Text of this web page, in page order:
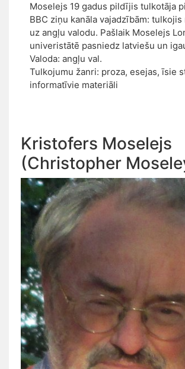
Moselejs 19 gadus pildījis tulkotāja
BBC ziņu kanāla vajadzībām:
uz angļu valodu. Pašlaik Moselejs
univeristātē pasniedz latviešu un
Valoda: angļu val.
Tulkojumu žanri: proza, esejas, īsie
informatīvie materiāli
Kristofers Moselejs
(Christopher